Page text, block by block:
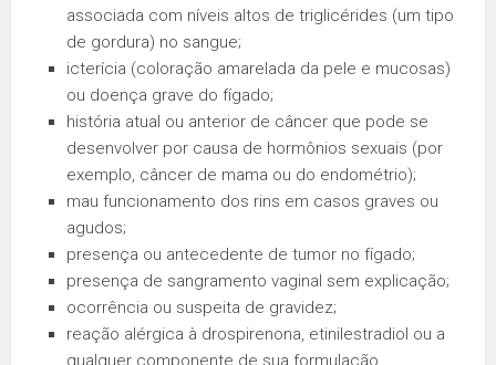
associada com níveis altos de triglicérides (um tipo
de gordura) no sangue;
icterícia (coloração amarelada da pele e mucosas)
ou doença grave do fígado;
história atual ou anterior de câncer que pode se
desenvolver por causa de hormônios sexuais (por
exemplo, câncer de mama ou do endométrio);
mau funcionamento dos rins em casos graves ou
agudos;
presença ou antecedente de tumor no fígado;
presença de sangramento vaginal sem explicação;
ocorrência ou suspeita de gravidez;
reação alérgica à drospirenona, etinilestradiol ou a
qualquer componente de sua formulação.